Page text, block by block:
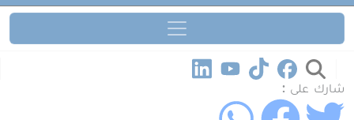
شارك على :